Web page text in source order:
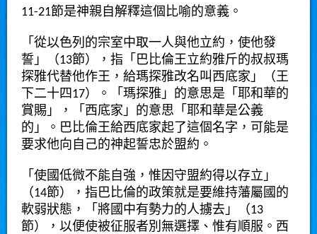
11-21節是神親自解釋這個比喻的意義。
「從以色列的宗室中取一人與他立約，使他發
誓」（13節），指「巴比倫王立約雅斤的叔叔瑪
探雅代替他作王，給瑪探雅改名叫西底家」（王
下二十四17）。「瑪探雅」的意思是「耶和華的
賞賜」，「西底家」的意思「耶和華是公義
的」。巴比倫王給西底家起了這個名字，可能是
要求他向自己的神起誓忠於盟約。
「使國低微不能自強，惟因守盟約得以存立」
（14節），指巴比倫的政策就是要維持藩屬國的
軟弱狀態，「將國中有勢力的人擄去」（13
節），以便使被征服者別無選擇、惟有順服。西